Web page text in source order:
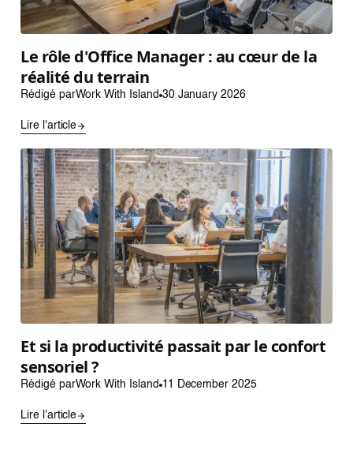
Le rôle d'Office Manager : au cœur de la
réalité du terrain
Rédigé parWork With Island 30 January 2026
Lire l'article
Et si la productivité passait par le confort
sensoriel ?
Rédigé parWork With Island 11 December 2025
Lire l'article